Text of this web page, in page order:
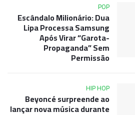
POP
Escândalo Milionário: Dua
Lipa Processa Samsung
Após Virar “Garota-
Propaganda” Sem
Permissão
HIP HOP
Beyoncé surpreende ao
lançar nova música durante